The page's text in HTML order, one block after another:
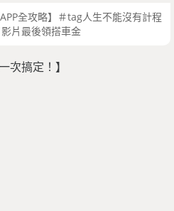
全攻略】＃tag人生不能沒有計程
片最後領搭車金